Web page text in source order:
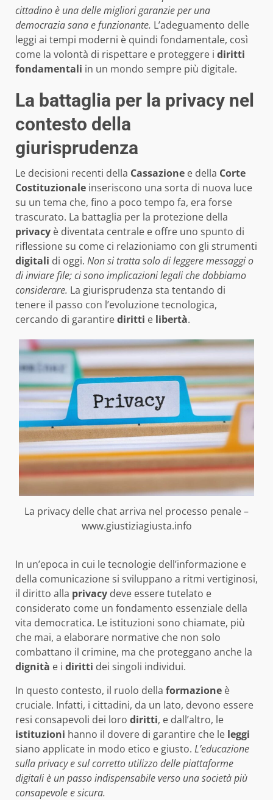
cittadino è una delle migliori garanzie per una
democrazia sana e funzionante. L’adeguamento delle
leggi ai tempi moderni è quindi fondamentale, così
come la volontà di rispettare e proteggere i diritti
fondamentali in un mondo sempre più digitale.
La battaglia per la privacy nel
contesto della
giurisprudenza
Le decisioni recenti della Cassazione e della Corte
Costituzionale inseriscono una sorta di nuova luce
su un tema che, fino a poco tempo fa, era forse
trascurato. La battaglia per la protezione della
privacy è diventata centrale e offre uno spunto di
riflessione su come ci relazioniamo con gli strumenti
digitali di oggi. Non si tratta solo di leggere messaggi o
di inviare file; ci sono implicazioni legali che dobbiamo
considerare. La giurisprudenza sta tentando di
tenere il passo con l’evoluzione tecnologica,
cercando di garantirediritti e libertà.
La privacy delle chat arriva nel processo penale –
www.giustiziagiusta.info
In un’epoca in cui le tecnologie dell’informazione e
della comunicazione si sviluppano a ritmi vertiginosi,
il diritto alla privacy deve essere tutelato e
considerato come un fondamento essenziale della
vita democratica. Le istituzioni sono chiamate, più
che mai, a elaborare normative che non solo
combattano il crimine, ma che proteggano anche la
dignità e i diritti dei singoli individui.
In questo contesto, il ruolo della formazione è
cruciale. Infatti, i cittadini, da un lato, devono essere
resi consapevoli dei loro diritti, e dall’altro, le
istituzioni hanno il dovere di garantire che le leggi
siano applicate in modo etico e giusto. L’educazione
sulla privacy e sul corretto utilizzo delle piattaforme
digitali è un passo indispensabile verso una società più
consapevole e sicura.